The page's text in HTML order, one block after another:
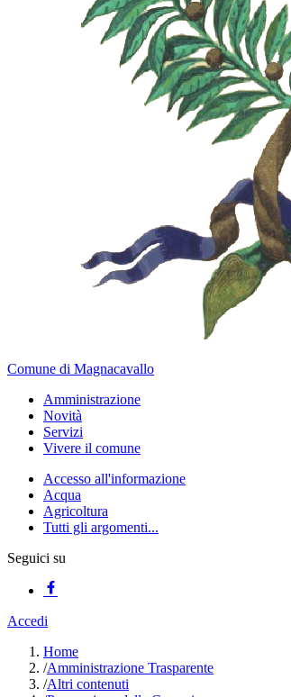
Comune di Magnacavallo
Amministrazione
Novità
Servizi
Vivere il comune
Accesso all'informazione
Acqua
Agricoltura
Tutti gli argomenti...
Seguici su
Accedi
Home
/Amministrazione Trasparente
/Altri contenuti